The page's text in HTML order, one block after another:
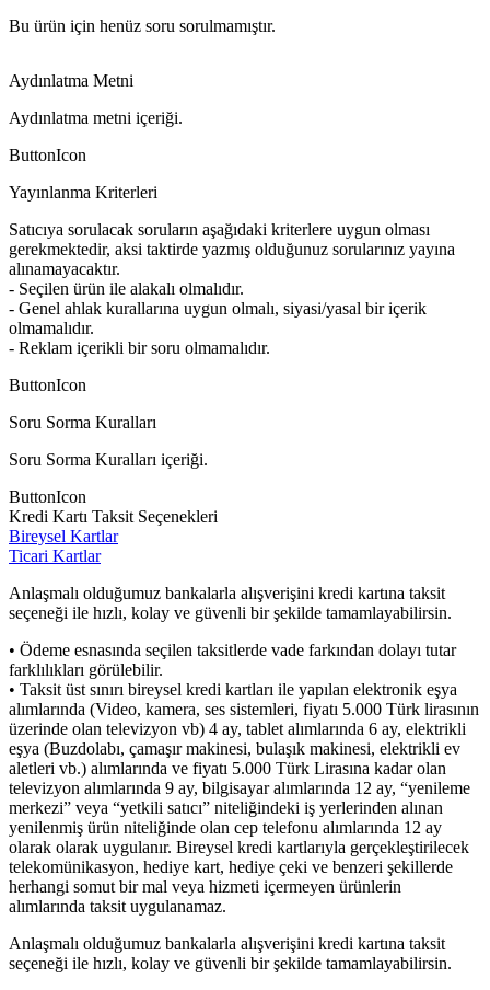
Bu ürün için henüz soru sorulmamıştır.
Aydınlatma Metni
Aydınlatma metni içeriği.
ButtonIcon
Yayınlanma Kriterleri
Satıcıya sorulacak soruların aşağıdaki kriterlere uygun olması
gerekmektedir, aksi taktirde yazmış olduğunuz sorularınız yayına
alınamayacaktır.
- Seçilen ürün ile alakalı olmalıdır.
- Genel ahlak kurallarına uygun olmalı, siyasi/yasal bir içerik
olmamalıdır.
- Reklam içerikli bir soru olmamalıdır.
ButtonIcon
Soru Sorma Kuralları
Soru Sorma Kuralları içeriği.
ButtonIcon
Kredi Kartı Taksit Seçenekleri
Bireysel Kartlar
Ticari Kartlar
Anlaşmalı olduğumuz bankalarla alışverişini kredi kartına taksit
seçeneği ile hızlı, kolay ve güvenli bir şekilde tamamlayabilirsin.
• Ödeme esnasında seçilen taksitlerde vade farkından dolayı tutar
farklılıkları görülebilir.
• Taksit üst sınırı bireysel kredi kartları ile yapılan elektronik eşya
alımlarında (Video, kamera, ses sistemleri, fiyatı 5.000 Türk lirasının
üzerinde olan televizyon vb) 4 ay, tablet alımlarında 6 ay, elektrikli
eşya (Buzdolabı, çamaşır makinesi, bulaşık makinesi, elektrikli ev
aletleri vb.) alımlarında ve fiyatı 5.000 Türk Lirasına kadar olan
televizyon alımlarında 9 ay, bilgisayar alımlarında 12 ay, “yenileme
merkezi” veya “yetkili satıcı” niteliğindeki iş yerlerinden alınan
yenilenmiş ürün niteliğinde olan cep telefonu alımlarında 12 ay
olarak olarak uygulanır. Bireysel kredi kartlarıyla gerçekleştirilecek
telekomünikasyon, hediye kart, hediye çeki ve benzeri şekillerde
herhangi somut bir mal veya hizmeti içermeyen ürünlerin
alımlarında taksit uygulanamaz.
Anlaşmalı olduğumuz bankalarla alışverişini kredi kartına taksit
seçeneği ile hızlı, kolay ve güvenli bir şekilde tamamlayabilirsin.